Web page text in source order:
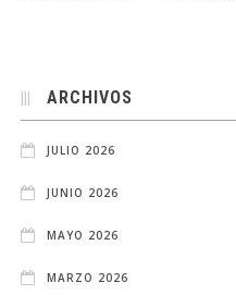
ARCHIVOS
JULIO 2026
JUNIO 2026
MAYO 2026
MARZO 2026